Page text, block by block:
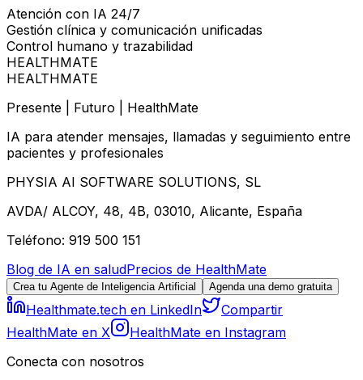
Atención con IA 24/7
Gestión clínica y comunicación unificadas
Control humano y trazabilidad
HEALTHMATE
HEALTHMATE
Presente | Futuro | HealthMate
IA para atender mensajes, llamadas y seguimiento entre
pacientes y profesionales
PHYSIA AI SOFTWARE SOLUTIONS, SL
AVDA/ ALCOY, 48, 4B, 03010, Alicante, España
Teléfono: 919 500 151
Blog de IA en saludPrecios de HealthMate
Crea tu Agente de Inteligencia Artificial Agenda una demo gratuita
Healthmate.tech en LinkedIn
Compartir
HealthMate en X
HealthMate en Instagram
Conecta con nosotros